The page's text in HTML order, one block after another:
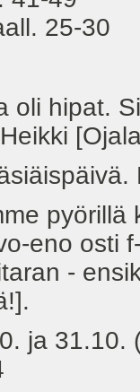
25-30
hipat.
eno osti
-
ja